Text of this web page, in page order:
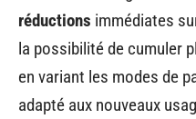
réductions immédiates
la possibilité de cumuler
en variant les modes de
adapté aux nouveaux